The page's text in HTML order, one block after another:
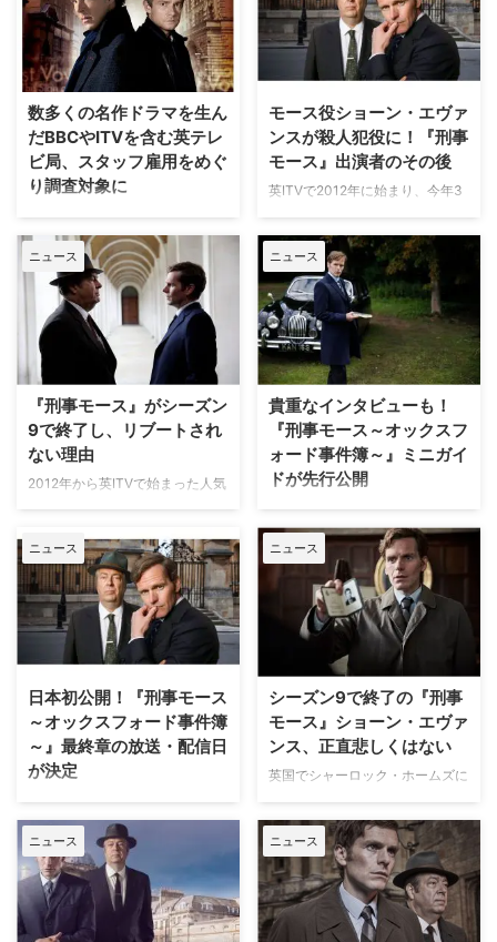
延びたディリア・バルマーの自伝
…
人犯役について語っている。 不
快感と恐怖を覚えながらも… ショ
ーンが2023年に終了した『刑事
モース』の次に選んだ作品は、同
ーズ『Until I Kill You（原
題）』。2017年のノンフィクシ
ョンノベル「Living with a Serial
Killer（原題）」を原作に、一緒
だったという …
べきか、その歴史はどう紡がれて
きたのかを、人気の海外ドラマも
交えながらご紹介しよう。 17世
紀の王政復古を機に誕生 スーツ
の原型が生まれたのは17世紀、イ
ギリスのチャールズ2世の時代と
言われる。チャールズ2世は、議
会と対立していた父のチャールズ
1世が1649年に清教徒革命で処刑
命生活を送っていたが、議会の力
が弱まったことから1660年に帰
国しチャールズ2世と …
数多くの名作ドラマを生ん
だBBCやITVを含む英テレ
ビ局、スタッフ雇用をめぐ
り調査対象に
数多くの人気ドラマを生み出して
きたBBCやITVを含む複数の英テ
レビ局とプロダクション会社が、
スタッフの雇用をめぐって英国競
争・市場庁の調査対象になってい
ることが明らかとなった。 法律
違反なら高額の罰金が科せられる
可能性も 米Deadlineによると、
Sisterの4社が、フリーランスの
スタッフ雇用に関して独占禁止法
に違反している可能性があるとし
て、英国競争・市場庁
受け …
モース役ショーン・エヴァ
ンスが殺人犯役に！『刑事
モース』出演者のその後
英ITVで2012年に始まり、今年3
事モース～オックスフォード事件
簿～』。そのキャストたちは早く
も新たなプロジェクトに取り組ん
でいる。英Den Of Geekが伝えて
いる。 ショーン・エヴァンス
（エンデバー・モース役） 主人
公モースを10年以上にわたって
演じたショーン・エヴァンスは、
今年2月、ITVの新作ドラマ
『Delia Balmer（原題）』に出演
することが報じられた。デリア・
バルマーという女性が実は殺人犯
した全4話の作品で、ショーンは
その殺 …
ニュース
『刑事モース』がシーズン
9で終了し、リブートされ
ない理由
2012年から英ITVで始まった人気
もって終了した。同作終了の理由
について、英Radio Timesなど複
数のメディアが伝えている。 10
年以上前から計画していた 『刑
事モース』の主人公モースは、ミ
ステリー作家コリン・デクスター
ードパズルとクラシック音楽を愛
し、捜査中に酒を飲みながらも類
まれな頭脳で難事件を解き明かし
ていく型破りな刑事は、1987年
スの相棒ル …
ニュース
貴重なインタビューも！
『刑事モース～オックスフ
ォード事件簿～』ミニガイ
ドが先行公開
人気の英国ミステリー『刑事モー
ス～オックスフォード事件簿～』
最終章のお披露目に先駆けて、シ
リーズの魅力や見どころを紹介す
るオリジナルミニガイドが
WOWOW公式YouTubeにて先行
公開となった。 およそ10年続い
た人気作、ついに完結 コリン・
部」シリーズを原作とし、人気ド
ラマ『主任警部モース』の主人公
モースの若い頃を描いた本作。英
ITV系で2013年から放送されてき
の3月に完結したが、その最終章
3話（第34話～第36話）とドキ
ュメンタリーが8月2 …
ニュース
日本初公開！『刑事モース
～オックスフォード事件簿
～』最終章の放送・配信日
が決定
英国発の人気ドラマ『主任警部モ
ース』の主人公、モースの刑事時
代を描いた大ヒットドラマ『刑事
モース～オックスフォード事件簿
～』。その最終章となるシーズン
9（第34話～第36話）がついに
日本初上陸！ 『主任警部モー
ニュース
シーズン9で終了の『刑事
モース』ショーン・エヴァ
ンス、正直悲しくはない
英国でシャーロック・ホームズに
だった時代を描くミステリードラ
マ『刑事モース ～オックスフォ
ード事件簿～』。シーズン9で幕
を閉じる本作の放送が始まった
が、モースを演じるショーン・エ
ヴァンスは、物事を終わらせるの
ニュース ニュース